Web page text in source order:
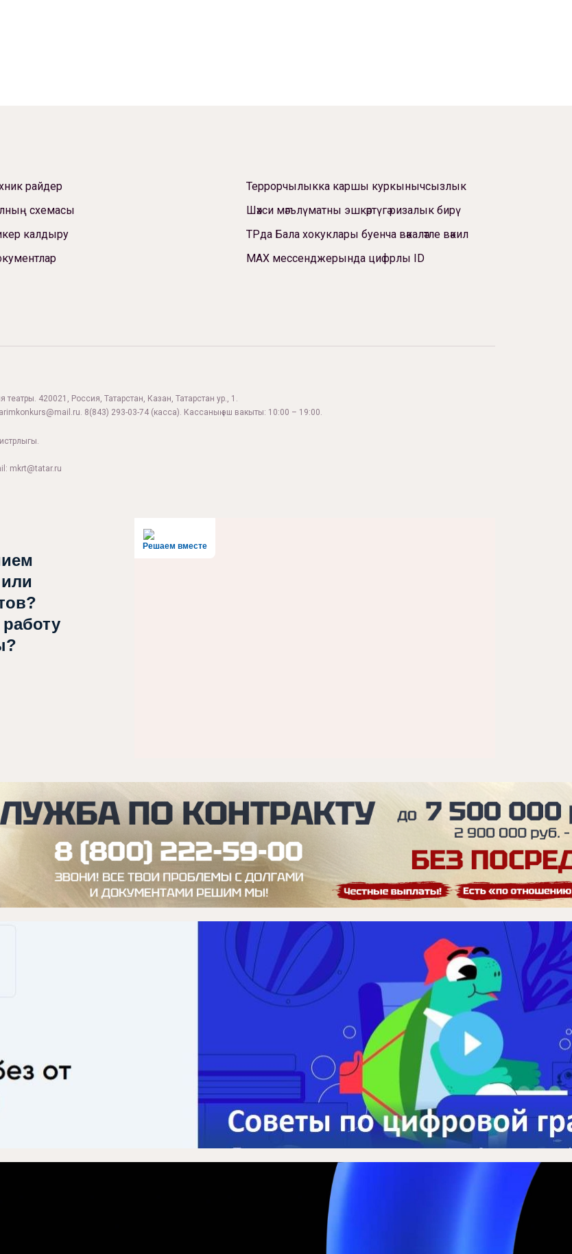
райдер
схемасы
калдыру
Террорчылыкка каршы куркынычсызлык
Шәхси мәгълүматны эшкәртүгә ризалык бирү
ТРда Бала хокуклары буенча вәкаләтле вәкил
МАХ мессенджерында цифрлы ID
420021, Россия, Татарстан, Казан, Татарстан ур., 1.
. 8(843) 293-03-74 (касса). Кассаның эш вакыты: 10:00 – 19:00.
mkrt@tatar.ru
Решаем вместе